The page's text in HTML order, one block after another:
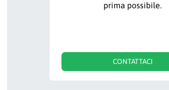
prima possibile.
CONTATTACI